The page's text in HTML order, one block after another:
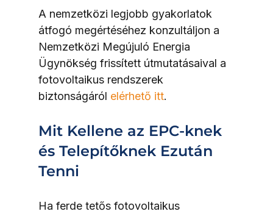
A nemzetközi legjobb gyakorlatok
átfogó megértéséhez konzultáljon a
Nemzetközi Megújuló Energia
Ügynökség frissített útmutatásaival a
fotovoltaikus rendszerek
biztonságáról elérhető itt.
Mit Kellene az EPC-knek
és Telepítőknek Ezután
Tenni
Ha ferde tetős fotovoltaikus